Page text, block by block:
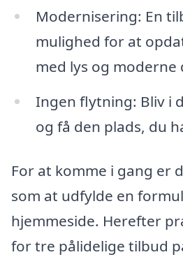
Modernisering: En
mulighed for at
med lys og moderne
Ingen flytning: Bliv i
og få den plads, du
For at komme i gang er
som at udfylde en
hjemmeside. Herefter
for tre pålidelige tilbud